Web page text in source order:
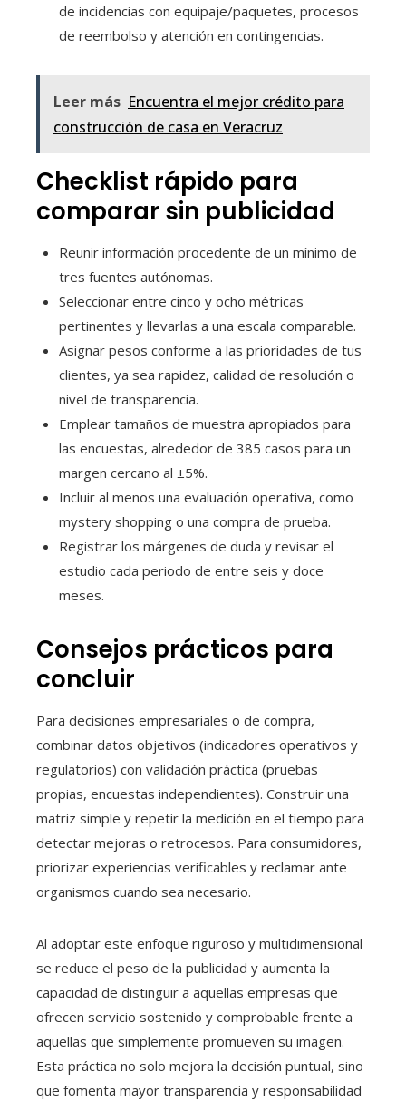
de incidencias con equipaje/paquetes, procesos
de reembolso y atención en contingencias.
Leer más Encuentra el mejor crédito para
construcción de casa en Veracruz
Checklist rápido para
comparar sin publicidad
Reunir información procedente de un mínimo de
tres fuentes autónomas.
Seleccionar entre cinco y ocho métricas
pertinentes y llevarlas a una escala comparable.
Asignar pesos conforme a las prioridades de tus
clientes, ya sea rapidez, calidad de resolución o
nivel de transparencia.
Emplear tamaños de muestra apropiados para
las encuestas, alrededor de 385 casos para un
margen cercano al ±5%.
Incluir al menos una evaluación operativa, como
mystery shopping o una compra de prueba.
Registrar los márgenes de duda y revisar el
estudio cada periodo de entre seis y doce
meses.
Consejos prácticos para
concluir
Para decisiones empresariales o de compra,
combinar datos objetivos (indicadores operativos y
regulatorios) con validación práctica (pruebas
propias, encuestas independientes). Construir una
matriz simple y repetir la medición en el tiempo para
detectar mejoras o retrocesos. Para consumidores,
priorizar experiencias verificables y reclamar ante
organismos cuando sea necesario.
Al adoptar este enfoque riguroso y multidimensional
se reduce el peso de la publicidad y aumenta la
capacidad de distinguir a aquellas empresas que
ofrecen servicio sostenido y comprobable frente a
aquellas que simplemente promueven su imagen.
Esta práctica no solo mejora la decisión puntual, sino
que fomenta mayor transparencia y responsabilidad